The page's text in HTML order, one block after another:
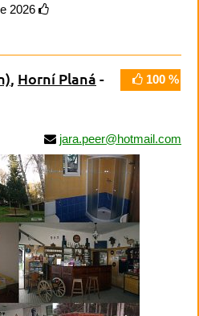
2026
100 %
, Horní Planá -
jara.peer@hotmail.com